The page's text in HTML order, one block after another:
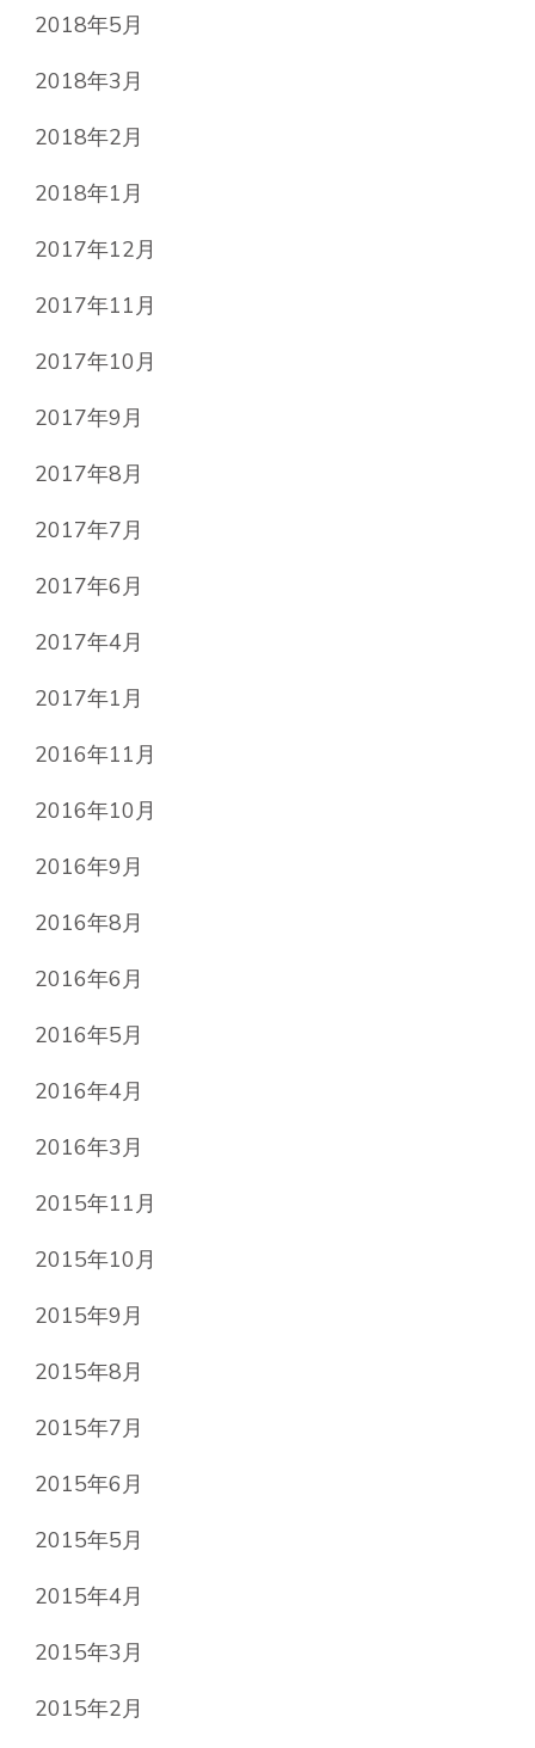
2018年5月
2018年3月
2018年2月
2018年1月
2017年12月
2017年11月
2017年10月
2017年9月
2017年8月
2017年7月
2017年6月
2017年4月
2017年1月
2016年11月
2016年10月
2016年9月
2016年8月
2016年6月
2016年5月
2016年4月
2016年3月
2015年11月
2015年10月
2015年9月
2015年8月
2015年7月
2015年6月
2015年5月
2015年4月
2015年3月
2015年2月